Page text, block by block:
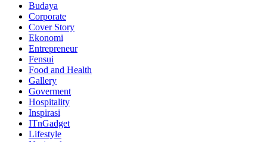
Budaya
Corporate
Cover Story
Ekonomi
Entrepreneur
Fensui
Food and Health
Gallery
Goverment
Hospitality
Inspirasi
ITnGadget
Lifestyle